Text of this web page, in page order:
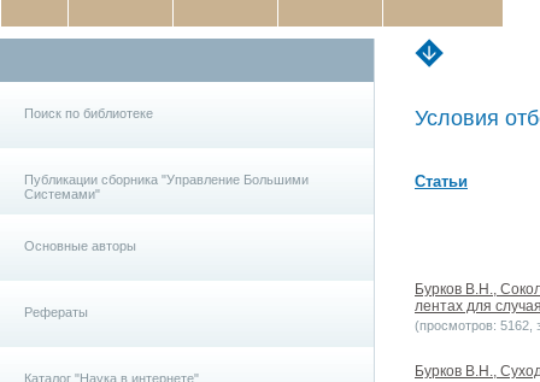
Поиск по библиотеке
Публикации сборника "Управление Большими
Системами"
Основные авторы
Рефераты
Каталог "Наука в интернете"
Условия
Статьи
Бурков B.H.,
лентах для
(просмотров: 5162,
Бурков B.H.,